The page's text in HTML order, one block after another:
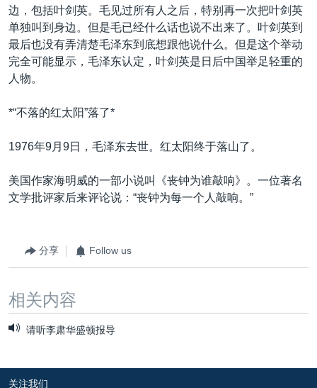
边，包括叶剑英。毛见过所有人之后，特别再一次把叶剑英
单独叫到身边。但是毛已经什么话也说不出来了。叶剑英到
最后也没有弄清楚毛泽东到底想跟他说什么。但是这个举动
完全可能显示，毛泽东认定，叶剑英是日后中国举足轻重的
人物。
*“不落的红太阳”落了*
1976年9月9日，毛泽东去世。红太阳终于落山了。
美国作家海明威的一部小说叫《丧钟为谁敲响》。一位著名
文学批评家后来评论说：“丧钟为每一个人敲响。”
分享 Follow us
相关内容
请听李肃华盛顿报导
关注我们